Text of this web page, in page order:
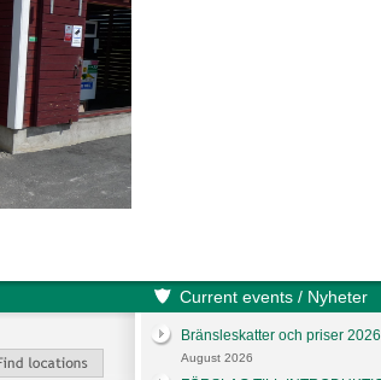
Current events / Nyheter
Bränsleskatter och priser 2026
August 2026